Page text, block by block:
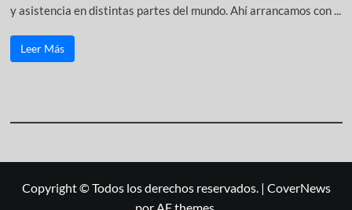
y asistencia en distintas partes del mundo. Ahí arrancamos con ...
Leer Más
Copyright © Todos los derechos reservados. | CoverNews